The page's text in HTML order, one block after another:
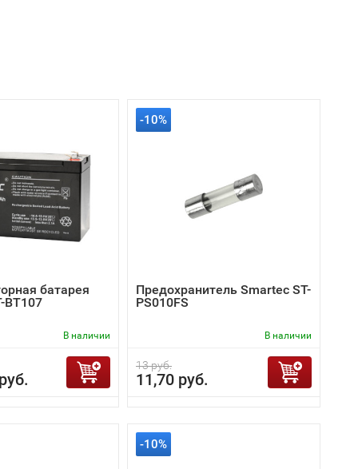
батарея
BT107
В наличии
-10%
Предохранитель Smartec ST-
PS010FS
В наличии
13 руб.
11,70 руб.
-10%